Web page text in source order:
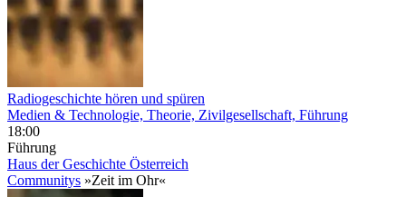
Radiogeschichte hören und spüren
Medien & Technologie, Theorie, Zivilgesellschaft, Führung
18:00
Führung
Haus der Geschichte Österreich
Communitys »Zeit im Ohr«